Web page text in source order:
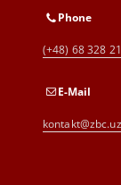
Phone
(+48) 68 328
E-Mail